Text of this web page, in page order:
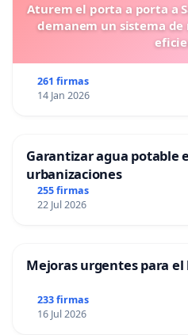
Aturem el porta a porta a
demanem un sistema
261 firmas
14 Jan 2026
Garantizar agua potable
urbanizaciones
255 firmas
22 Jul 2026
Mejoras urgentes para el
233 firmas
16 Jul 2026